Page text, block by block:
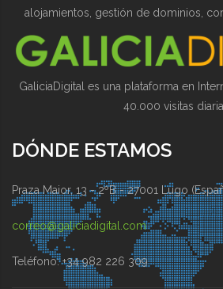
alojamientos, gestión de dominios,
GaliciaDigital es una plataforma en
40.000 visitas
DÓNDE ESTAMOS
Praza Maior, 13 - 2ºB - 27001 Lugo
correo@galiciadigital.com
Teléfono: +34 982 226 309